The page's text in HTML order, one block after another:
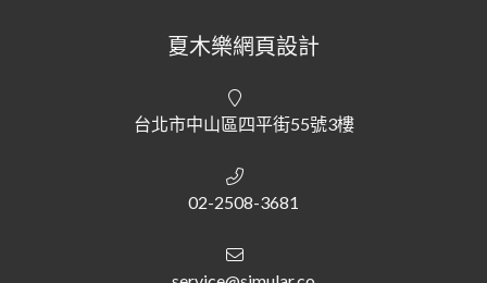
夏木樂網頁設計
台北市中山區四平街55號3樓
02-2508-3681